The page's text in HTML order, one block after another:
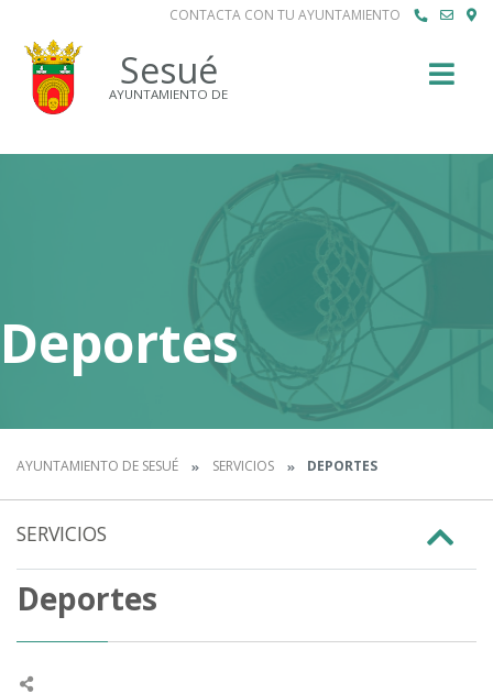
CONTACTA CON TU AYUNTAMIENTO
Sesué
AYUNTAMIENTO DE
Deportes
AYUNTAMIENTO DE SESUÉ SERVICIOS DEPORTES
SERVICIOS
Deportes